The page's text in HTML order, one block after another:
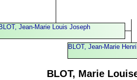
BLOT, Jean-Marie Louis Joseph
BLOT, Jean-Marie Henri
BLOT, Marie